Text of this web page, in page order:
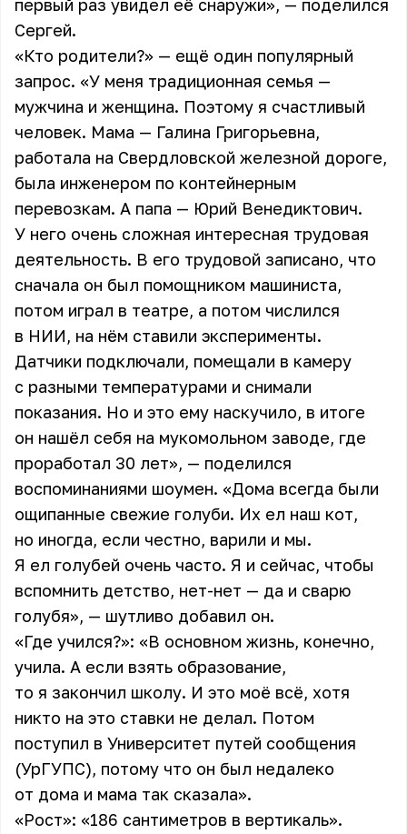
первый раз увидел её снаружи», — поделился
Сергей.
«Кто родители?» — ещё один популярный
запрос. «У меня традиционная семья —
мужчина и женщина. Поэтому я счастливый
человек. Мама — Галина Григорьевна,
работала на Свердловской железной дороге,
была инженером по контейнерным
перевозкам. А папа — Юрий Венедиктович.
У него очень сложная интересная трудовая
деятельность. В его трудовой записано, что
сначала он был помощником машиниста,
потом играл в театре, а потом числился
в НИИ, на нём ставили эксперименты.
Датчики подключали, помещали в камеру
с разными температурами и снимали
показания. Но и это ему наскучило, в итоге
он нашёл себя на мукомольном заводе, где
проработал 30 лет», — поделился
воспоминаниями шоумен. «Дома всегда были
ощипанные свежие голуби. Их ел наш кот,
но иногда, если честно, варили и мы.
Я ел голубей очень часто. Я и сейчас, чтобы
вспомнить детство, нет-нет — да и сварю
голубя», — шутливо добавил он.
«Где учился?»: «В основном жизнь, конечно,
учила. А если взять образование,
то я закончил школу. И это моё всё, хотя
никто на это ставки не делал. Потом
поступил в Университет путей сообщения
(УрГУПС), потому что он был недалеко
от дома и мама так сказала».
«Рост»: «186 сантиметров в вертикаль».